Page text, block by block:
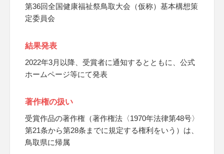
第36回全国健康福祉祭鳥取大会（仮称）基本構想策
定委員会
結果発表
2022年3月以降、受賞者に通知するとともに、公式
ホームページ等にて発表
著作権の扱い
受賞作品の著作権（著作権法〈1970年法律第48号〉
第21条から第28条までに規定する権利をいう）は、
鳥取県に帰属